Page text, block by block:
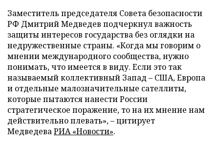
Заместитель председателя Совета безопасности
РФ Дмитрий Медведев подчеркнул важность
защиты интересов государства без оглядки на
недружественные страны. «Когда мы говорим о
мнении международного сообщества, нужно
понимать, что имеется в виду. Если это так
называемый коллективный Запад – США, Европа
и отдельные малозначительные сателлиты,
которые пытаются нанести России
стратегическое поражение, то на их мнение нам
действительно плевать», – цитирует
МедведеваРИА «Новости».